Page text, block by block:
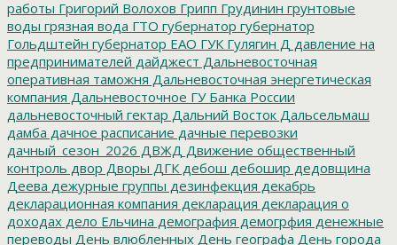
работы Григорий Волохов Грипп Грудинин грунтовые
воды грязная вода ГТО губернатор губернатор
Гольдштейн губернатор ЕАО ГУК Гулягин Д давление на
предпринимателей дайджест Дальневосточная
оперативная таможня Дальневосточная энергетическая
компания Дальневосточное ГУ Банка России
дальневосточный гектар Дальний Восток Дальсельмаш
дамба дачное расписание дачные перевозки
дачный_сезон_2026 ДВЖД Движение общественный
контроль двор Дворы ДГК дебош дебошир дедовщина
Деева дежурные группы дезинфекция декабрь
декларационная компания декларация декларация о
доходах дело Ельчина демография демогрфия денежные
переводы День влюбленных День географа День города